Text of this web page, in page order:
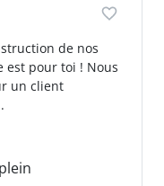
de nos
est pour toi ! Nous
un client